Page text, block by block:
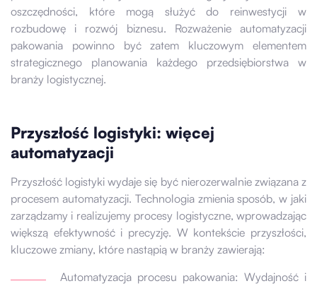
oszczędności, które mogą służyć do reinwestycji w
rozbudowę i rozwój biznesu. Rozważenie automatyzacji
pakowania powinno być zatem kluczowym elementem
strategicznego planowania każdego przedsiębiorstwa w
branży logistycznej.
Przyszłość logistyki: więcej
automatyzacji
Przyszłość logistyki wydaje się być nierozerwalnie związana z
procesem automatyzacji. Technologia zmienia sposób, w jaki
zarządzamy i realizujemy procesy logistyczne, wprowadzając
większą efektywność i precyzję. W kontekście przyszłości,
kluczowe zmiany, które nastąpią w branży zawierają:
Automatyzacja procesu pakowania: Wydajność i